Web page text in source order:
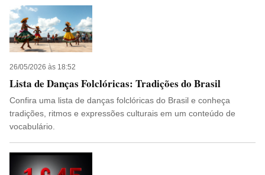
26/05/2026 às 18:52
Lista de Danças Folclóricas: Tradições do Brasil
Confira uma lista de danças folclóricas do Brasil e conheça
tradições, ritmos e expressões culturais em um conteúdo de
vocabulário.